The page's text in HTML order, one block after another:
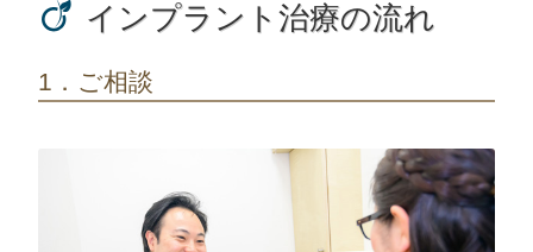
インプラント治療の流れ
1．ご相談